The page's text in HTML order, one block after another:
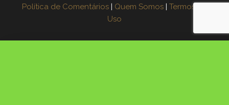
Política de Comentários | Quem Somos | Termos de
Uso